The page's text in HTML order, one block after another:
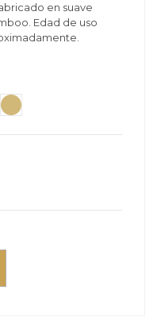
en suave
Edad de uso
BlueHoney Yellow